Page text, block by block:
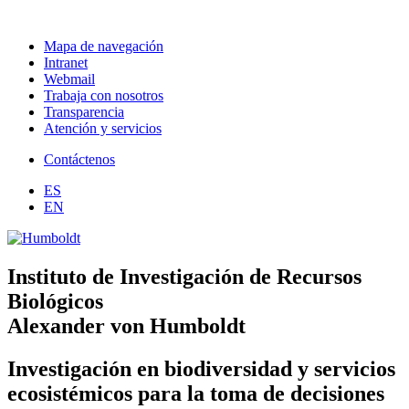
Mapa de navegación
Intranet
Webmail
Trabaja con nosotros
Transparencia
Atención y servicios
Contáctenos
ES
EN
Instituto de Investigación de Recursos
Biológicos
Alexander von Humboldt
Investigación en biodiversidad y servicios
ecosistémicos para la toma de decisiones